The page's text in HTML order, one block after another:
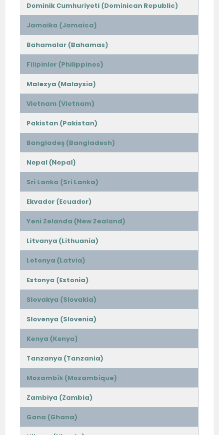
Dominik Cumhuriyeti (Dominican Republic)
Jamaika (Jamaica)
Bahamalar (Bahamas)
Filipinler (Philippines)
Malezya (Malaysia)
Vietnam (Vietnam)
Pakistan (Pakistan)
Bangladeş (Bangladesh)
Nepal (Nepal)
Sri Lanka (Sri Lanka)
Ekvador (Ecuador)
Yeni Zelanda (New Zealand)
Litvanya (Lithuania)
Letonya (Latvia)
Estonya (Estonia)
Slovakya (Slovakia)
Slovenya (Slovenia)
Kenya (Kenya)
Tanzanya (Tanzania)
Mozambik (Mozambique)
Zambiya (Zambia)
Gana (Ghana)